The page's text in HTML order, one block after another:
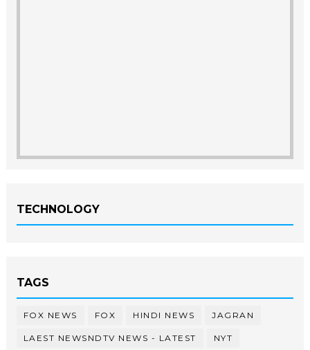
TECHNOLOGY
TAGS
FOX NEWS FOX HINDI NEWS JAGRAN
LAEST NEWSNDTV NEWS - LATEST NYT